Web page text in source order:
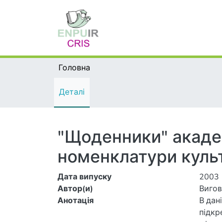
Головна
Деталі
"Щоденники"
номенклатури
Дата випуску
2003
Автор(и)
Анотація
В